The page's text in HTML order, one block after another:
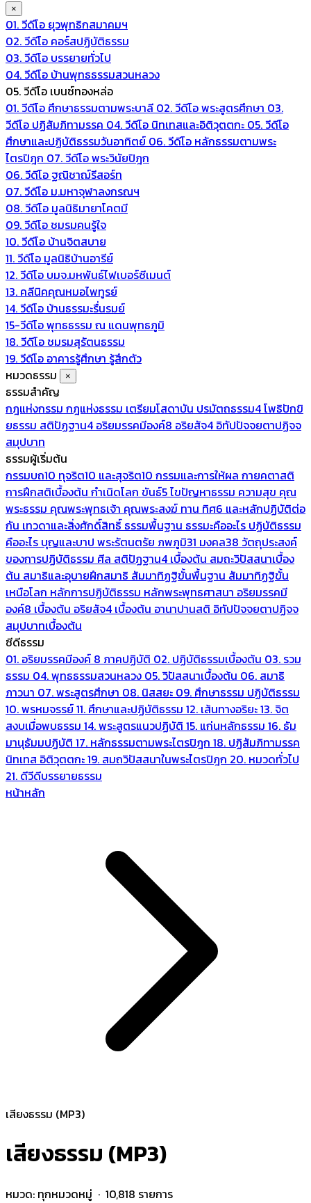
×
01. วีดีโอ ยุวพุทธิกสมาคมฯ
02. วีดีโอ คอร์สปฏิบัติธรรม
03. วีดีโอ บรรยายทั่วไป
04. วีดีโอ บ้านพุทธธรรมสวนหลวง
05. วีดีโอ เบนซ์ทองหล่อ
01. วีดีโอ ศึกษาธรรมตามพระบาลี 02. วีดีโอ พระสูตรศึกษา 03.
วีดีโอ ปฏิสัมภิทามรรค 04. วีดีโอ นิทเทสและอิติวุตตกะ 05. วีดีโอ
ศึกษาและปฏิบัติธรรมวันอาทิตย์ 06. วีดีโอ หลักธรรมตามพระ
ไตรปิฎก 07. วีดีโอ พระวินัยปิฎก
06. วีดีโอ ฐณิชาฌ์รีสอร์ท
07. วีดีโอ ม.มหาจุฬาลงกรณฯ
08. วีดีโอ มูลนิธิมายาโคตมี
09. วีดีโอ ชมรมคนรู้ใจ
10. วีดีโอ บ้านจิตสบาย
11. วีดีโอ มูลนิธิบ้านอารีย์
12. วีดีโอ บมจ.มหพันธ์ไฟเบอร์ซีเมนต์
13. คลีนิคคุณหมอไพทูรย์
14. วีดีโอ บ้านธรรมะรื่นรมย์
15-วีดีโอ พุทธธรรม ณ แดนพุทธภูมิ
18. วีดีโอ ชมรมสุรัตนธรรม
19. วีดีโอ อาคารรู้ศึกษา รู้สึกตัว
หมวดธรรม
×
ธรรมสำคัญ
กฎแห่งกรรม กฎแห่งธรรม เตรียมโสดาบัน ปรมัตถธรรม4โพธิปักขิ
ยธรรม สติปัฏฐาน4 อริยมรรคมีองค์8 อริยสัจ4 อิทัปปัจจยตาปฏิจจ
สมุปบาท
ธรรมผู้เริ่มต้น
กรรมบถ10 ทุจริต10 และสุจริต10 กรรมและการให้ผล กายคตาสติ
การฝึกสติเบื้องต้น กำเนิดโลก ขันธ์5ไขปัญหาธรรม ความสุข คุณ
พระธรรม คุณพระพุทธเจ้า คุณพระสงฆ์ ทาน ทิศ6 และหลักปฏิบัติต่อ
กัน เทวดาและสิ่งศักดิ์สิทธิ์ธรรมพื้นฐาน ธรรมะคืออะไร ปฏิบัติธรรม
คืออะไร บุญและบาป พระรัตนตรัย ภพภูมิ31 มงคล38 วัตถุประสงค์
ของการปฏิบัติธรรม ศีล สติปัฏฐาน4 เบื้องต้น สมถะวิปัสสนาเบื้อง
ต้น สมาธิและอุบายฝึกสมาธิ สัมมาทิฏฐิขั้นพื้นฐาน สัมมาทิฏฐิขั้น
เหนือโลก หลักการปฏิบัติธรรม หลักพระพุทธศาสนา อริยมรรคมี
องค์8 เบื้องต้น อริยสัจ4 เบื้องต้น อานาปานสติ อิทัปปัจจยตาปฏิจจ
สมุปบาทเบื้องต้น
ซีดีธรรม
01. อริยมรรคมีองค์ 8 ภาคปฏิบัติ 02. ปฏิบัติธรรมเบื้องต้น 03. รวม
ธรรม 04. พุทธธรรมสวนหลวง 05. วิปัสสนาเบื้องต้น 06. สมาธิ
ภาวนา 07. พระสูตรศึกษา 08. นิสสยะ 09. ศึกษาธรรม ปฏิบัติธรรม
10. พรหมจรรย์11. ศึกษาและปฏิบัติธรรม 12. เส้นทางอริยะ13. จิต
สงบเมื่อพบธรรม 14. พระสูตรแนวปฏิบัติ 15. แก่นหลักธรรม 16. ธัม
มานุธัมมปฏิบัติ 17. หลักธรรมตามพระไตรปิฎก 18. ปฏิสัมภิทามรรค
นิทเทส อิติวุตตกะ19. สมถวิปัสสนาในพระไตรปิฎก 20. หมวดทั่วไป
21. ดีวีดีบรรยายธรรม
หน้าหลัก
เสียงธรรม (MP3)
เสียงธรรม (MP3)
หมวด: ทุกหมวดหมู่ · 10,818 รายการ